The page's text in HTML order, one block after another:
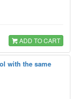
ADD TO CART
with the same